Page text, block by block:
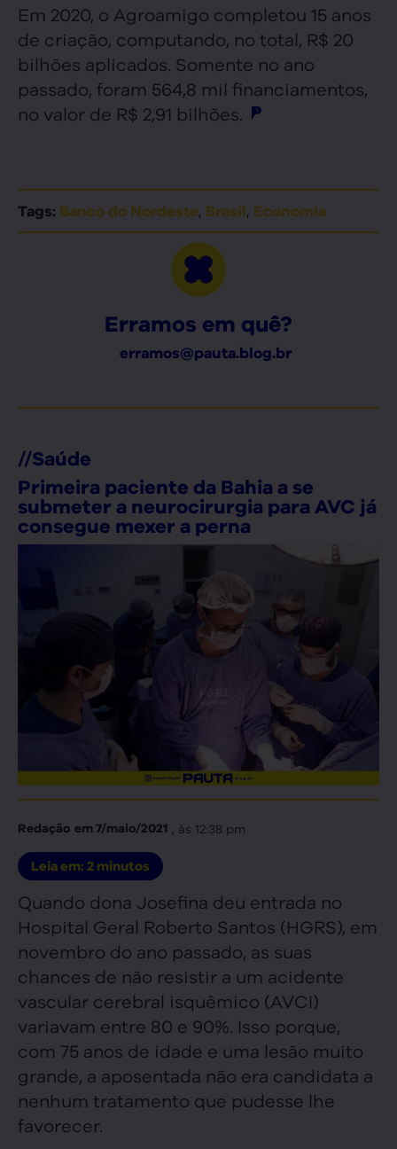
Em 2020, o Agroamigo completou 15 anos
de criação, computando, no total, R$ 20
bilhões aplicados. Somente no ano
passado, foram 564,8 mil financiamentos,
no valor de R$ 2,91 bilhões.
Tags: Banco do Nordeste, Brasil, Economia
Erramos em quê?
erramos@pauta.blog.br
//Saúde
Primeira paciente da Bahia a se
submeter a neurocirurgia para AVC já
consegue mexer a perna
Redação em7/maio/2021 , às 12:38 pm
Leia em: 2 minutos
Quando dona Josefina deu entrada no
Hospital Geral Roberto Santos (HGRS), em
novembro do ano passado, as suas
chances de não resistir a um acidente
vascular cerebral isquêmico (AVCI)
variavam entre 80 e 90%. Isso porque,
com 75 anos de idade e uma lesão muito
grande, a aposentada não era candidata a
nenhum tratamento que pudesse lhe
favorecer.